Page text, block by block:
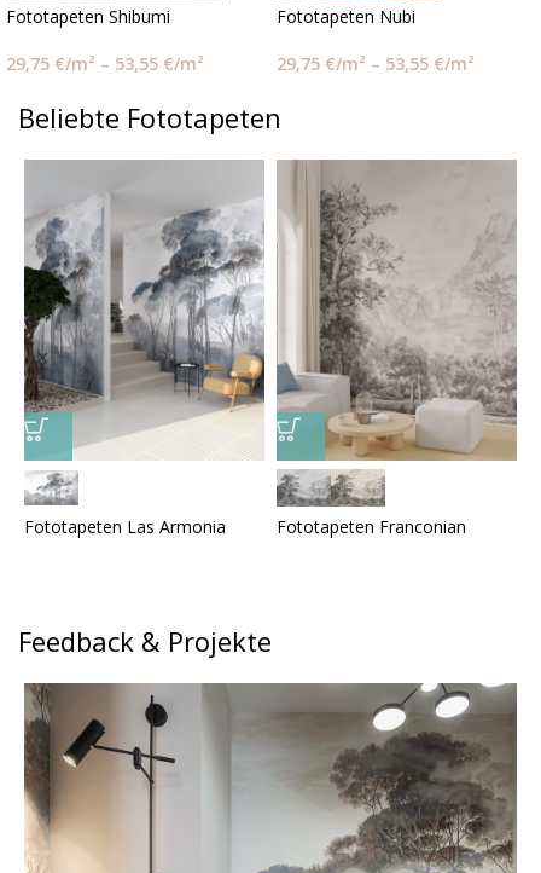
Fototapeten Shibumi
29,75 €/m² – 53,55 €/m²
Fototapeten Nubi
29,75 €/m² – 53,55 €/m²
Beliebte Fototapeten
Fototapeten Las Armonia Fototapeten Franconian
Feedback & Projekte